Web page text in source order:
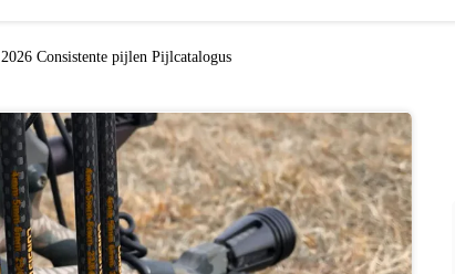
2026 Consistente pijlen Pijlcatalogus